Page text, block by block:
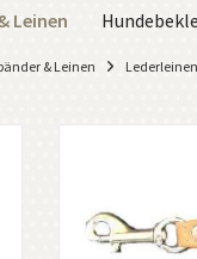
Leinen
& Leinen Lederleinen